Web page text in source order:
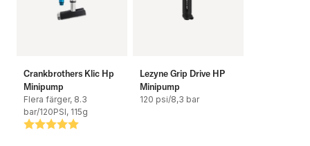
Crankbrothers Klic Hp
Minipump
Flera färger, 8.3
bar/120PSI, 115g
Betyg:
5.0 utav 5 stjärnor
Lezyne Grip Drive HP
Minipump
120 psi/8,3 bar